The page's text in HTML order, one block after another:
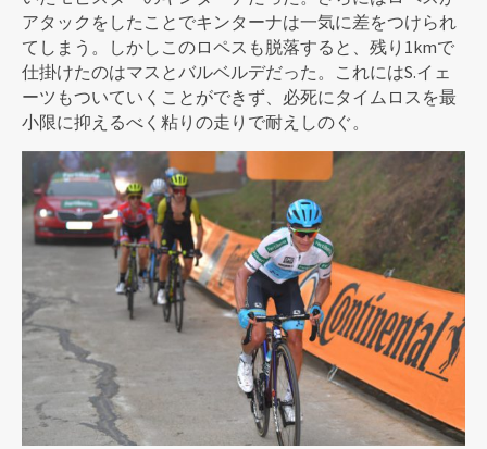
アタックをしたことでキンターナは一気に差をつけられ
てしまう。しかしこのロペスも脱落すると、残り1kmで
仕掛けたのはマスとバルベルデだった。これにはS.イェ
ーツもついていくことができず、必死にタイムロスを最
小限に抑えるべく粘りの走りで耐えしのぐ。